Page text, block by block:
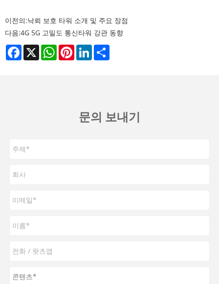
이전의:낙뢰 보호 타워 소개 및 주요 장점
다음:4G 5G 고밀도 통신타워 강관 동향
Facebook
X WhatsAppPinterestLinkedIn
문의 보내기